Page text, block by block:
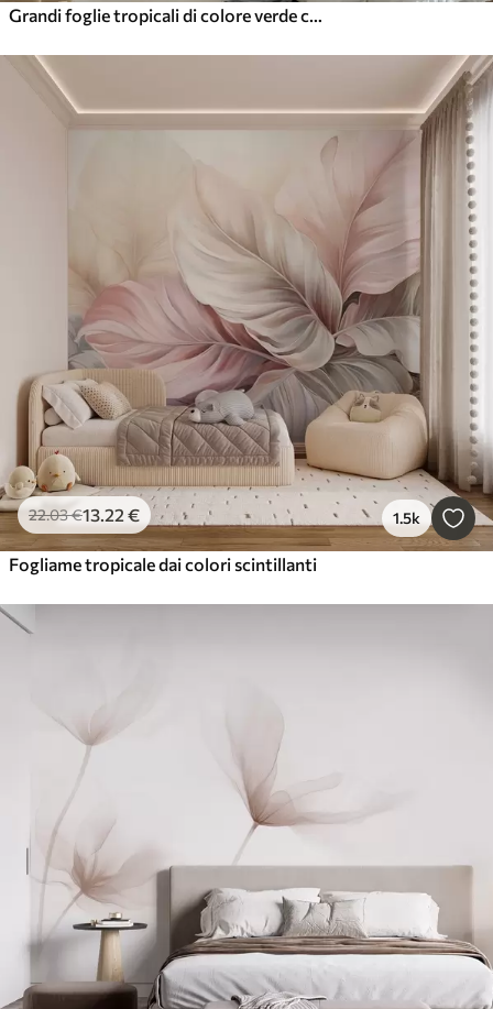
Grandi foglie tropicali di colore verde chiaro con tonalità tenui e pastello, in una composizione artistica ricca di texture
22.03€13.22 € 1.5k
Fogliame tropicale dai colori scintillanti